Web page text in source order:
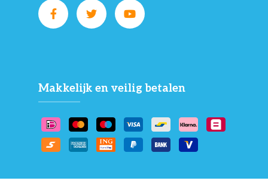
Makkelijk en veilig betalen